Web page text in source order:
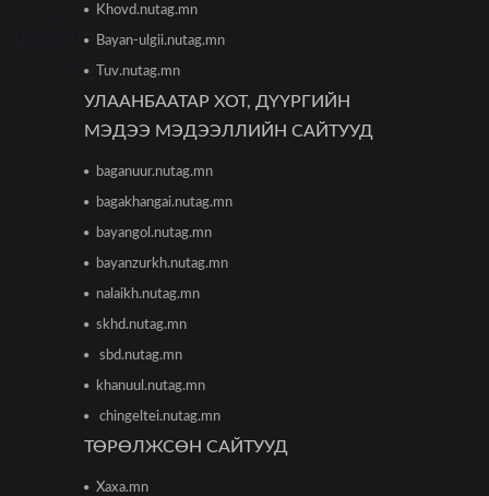
анхааралд
2026/06/16 15:28
хэргийн ялын бодлогыг
чангатгах хуулийг хэлэлцэж
эхлэв
Ши Жиньпин Монголд айлчилна
2026/06/16 13:54
"The MongolZ" баг IEM Cologne
Major-2026 тэмцээнийг
өндөрлүүллээ
2026/06/16 12:43
ТЦА: Согтуугаар автомашин
жолоодож долоон тээврийн
хэрэгсэл мөргөсөн этгээдийг
Khovd.nutag.mn
Bayan-ulgii.nutag.mn
Tuv.nutag.mn
УЛААНБААТАР ХОТ, ДҮҮРГИЙН
МЭДЭЭ МЭДЭЭЛЛИЙН САЙТУУД
baganuur.nutag.mn
bagakhangai.nutag.mn
bayangol.nutag.mn
bayanzurkh.nutag.mn
nalaikh.nutag.mn
skhd.nutag.mn
sbd.nutag.mn
khanuul.nutag.mn
chingeltei.nutag.mn
ТӨРӨЛЖСӨН САЙТУУД
Xaxa.mn